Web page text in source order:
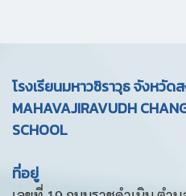
โรงเรียนมหาวชิราวุธ จังหวัด
MAHAVAJIRAVUDH
SCHOOL
ที่อยู่